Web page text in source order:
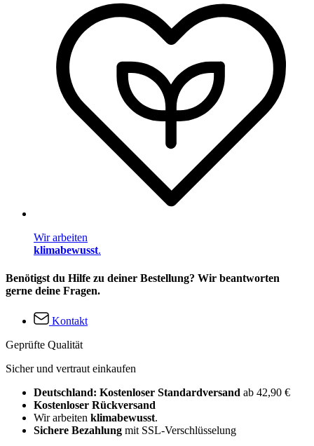
Wir arbeiten
klimabewusst.
Benötigst du Hilfe zu deiner Bestellung? Wir beantworten
gerne deine Fragen.
Kontakt
Geprüfte Qualität
Sicher und vertraut einkaufen
Deutschland: Kostenloser Standardversand ab 42,90 €
Kostenloser Rückversand
Wir arbeiten klimabewusst.
Sichere Bezahlung mit SSL-Verschlüsselung